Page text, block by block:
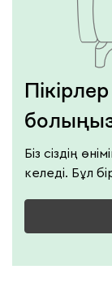
Біз сіздің
келеді. Бұл